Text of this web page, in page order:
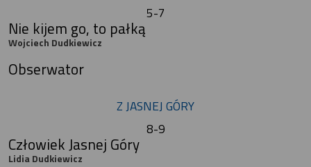
5-7
Nie kijem go, to pałką
Wojciech Dudkiewicz
Obserwator
Z JASNEJ GÓRY
8-9
Człowiek Jasnej Góry
Lidia Dudkiewicz